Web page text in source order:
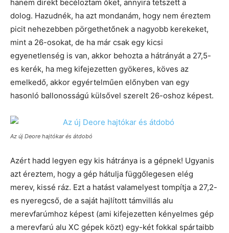
hanem direkt becéloztam őket, annyira tetszett a
dolog. Hazudnék, ha azt mondanám, hogy nem éreztem
picit nehezebben pörgethetőnek a nagyobb kerekeket,
mint a 26-osokat, de ha már csak egy kicsi
egyenetlenség is van, akkor behozta a hátrányát a 27,5-
es kerék, ha meg kifejezetten gyökeres, köves az
emelkedő, akkor egyértelműen előnyben van egy
hasonló ballonosságú külsővel szerelt 26-oshoz képest.
Az új Deore hajtókar és átdobó
Azért hadd legyen egy kis hátránya is a gépnek! Ugyanis
azt éreztem, hogy a gép hátulja függőlegesen elég
merev, kissé ráz. Ezt a hatást valamelyest tompítja a 27,2-
es nyeregcső, de a saját hajlított támvillás alu
merevfarúmhoz képest (ami kifejezetten kényelmes gép
a merevfarú alu XC gépek közt) egy-két fokkal spártaibb